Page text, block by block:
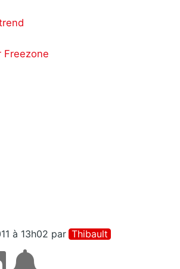
Freezone
à 13h02 par Thibault